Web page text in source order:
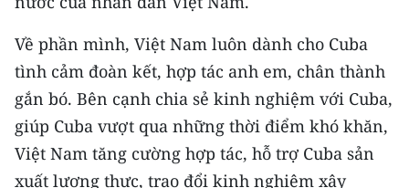
Chuyên trang Hà Nội
Chuyên trang TP. Hồ Chí Minh
CHUYÊN ĐỀ
CÁC CHUYÊN TRANG
Về phần mình, Việt Nam luôn dành cho Cuba
tình cảm đoàn kết, hợp tác anh em, chân thành
gắn bó. Bên cạnh chia sẻ kinh nghiệm với Cuba,
giúp Cuba vượt qua những thời điểm khó khăn,
Việt Nam tăng cường hợp tác, hỗ trợ Cuba sản
xuất lương thực, trao đổi kinh nghiệm xây